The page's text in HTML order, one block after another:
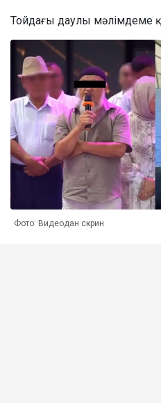
Тойдағы даулы мәлімдеме
Фото: Видеодан скрин